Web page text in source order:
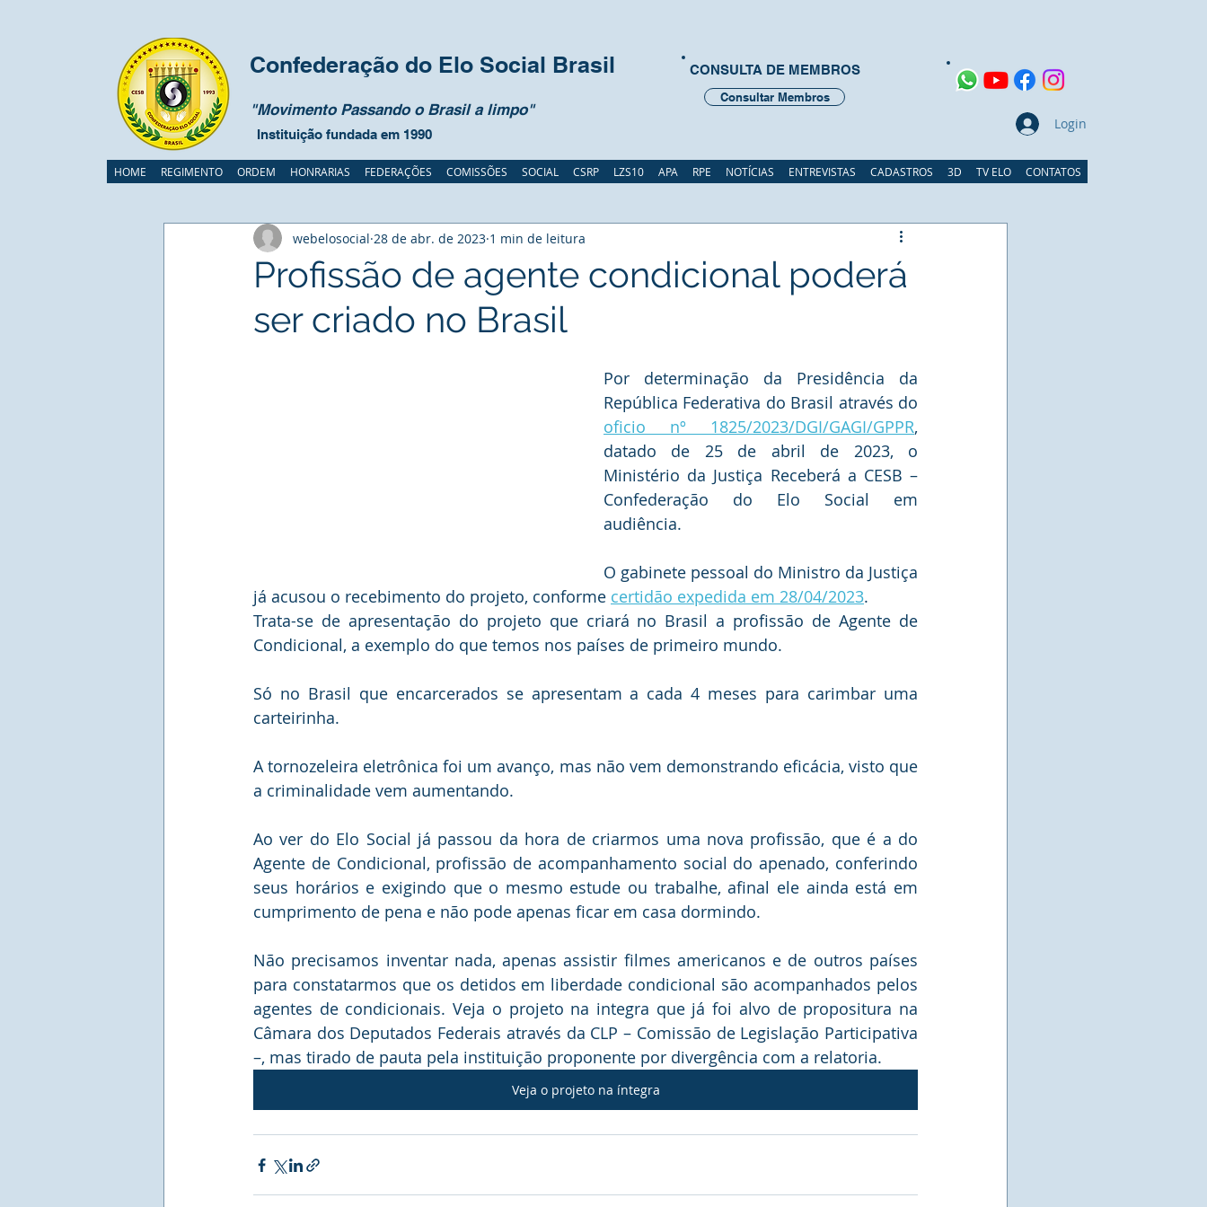
Confederação do Elo Social Brasil
"Movimento Passando o Brasil a limpo"
Instituição fundada em 1990
CONSULTA DE MEMBROS
Consultar Membros
Login
Profissão de agente condicional poderá
ser criado no Brasil
webelosocial 28 de abr. de 2023 1 min de leitura
Por determinação da Presidência da
oficio nº 1825/2023/DGI/GAGI/GPPR,
datado de 25 de abril de 2023, o
Ministério da Justiça Receberá a CESB –
Confederação do Elo Social em
audiência.
O gabinete pessoal do Ministro da Justiça
já acusou o recebimento do projeto, conforme certidão expedida em 28/04/2023.
Trata-se de apresentação do projeto que criará no Brasil a profissão de Agente de
Condicional, a exemplo do que temos nos países de primeiro mundo.
Só no Brasil que encarcerados se apresentam a cada 4 meses para carimbar uma
carteirinha.
A tornozeleira eletrônica foi um avanço, mas não vem demonstrando eficácia, visto que
a criminalidade vem aumentando.
Ao ver do Elo Social já passou da hora de criarmos uma nova profissão, que é a do
Agente de Condicional, profissão de acompanhamento social do apenado, conferindo
seus horários e exigindo que o mesmo estude ou trabalhe, afinal ele ainda está em
cumprimento de pena e não pode apenas ficar em casa dormindo.
Não precisamos inventar nada, apenas assistir filmes americanos e de outros países
para constatarmos que os detidos em liberdade condicional são acompanhados pelos
agentes de condicionais. Veja o projeto na integra que já foi alvo de propositura na
Câmara dos Deputados Federais através da CLP – Comissão de Legislação Participativa
–, mas tirado de pauta pela instituição proponente por divergência com a relatoria.
Veja o projeto na íntegra
HOME REGIMENTO ORDEM HONRARIAS FEDERAÇÕES COMISSÕES SOCIAL CSRP LZS10 APA RPE NOTÍCIAS ENTREVISTAS CADASTROS 3D TV ELO CONTATOS